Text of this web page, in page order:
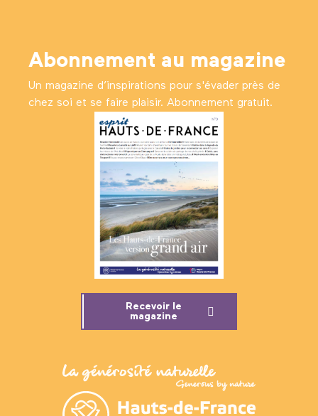
Abonnement au magazine
Un magazine d’inspirations pour s'évader près de
chez soi et se faire plaisir. Abonnement gratuit.
Recevoir le
magazine